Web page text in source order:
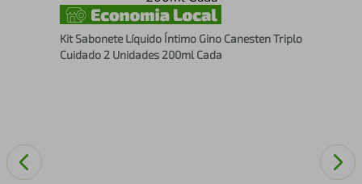
Kit Sabonete Líquido Íntimo Gino Canesten Triplo
Cuidado 2 Unidades 200ml Cada